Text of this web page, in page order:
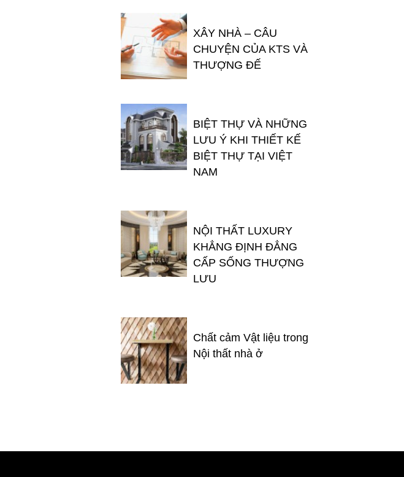
XÂY NHÀ – CÂU
CHUYỆN CỦA KTS VÀ
THƯỢNG ĐẾ
BIỆT THỰ VÀ NHỮNG
LƯU Ý KHI THIẾT KẾ
BIỆT THỰ TẠI VIỆT
NAM
NỘI THẤT LUXURY
KHẲNG ĐỊNH ĐẲNG
CẤP SỐNG THƯỢNG
LƯU
Chất cảm Vật liệu trong
Nội thất nhà ở